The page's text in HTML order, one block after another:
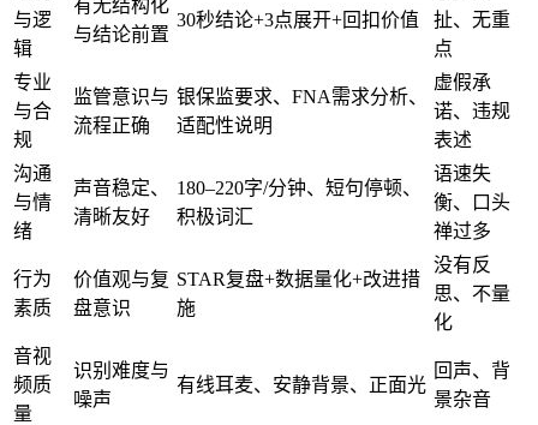
与逻
辑
有无结构化
与结论前置
30秒结论+3点展开+回扣价值
扯、无重
点
专业
与合
规
监管意识与
流程正确
银保监要求、FNA需求分析、
适配性说明
虚假承
诺、违规
表述
沟通
与情
绪
声音稳定、
清晰友好
180–220字/分钟、短句停顿、
积极词汇
语速失
衡、口头
禅过多
行为
素质
价值观与复
盘意识
STAR复盘+数据量化+改进措
施
没有反
思、不量
化
音视
频质
量
识别难度与
噪声
有线耳麦、安静背景、正面光
回声、背
景杂音